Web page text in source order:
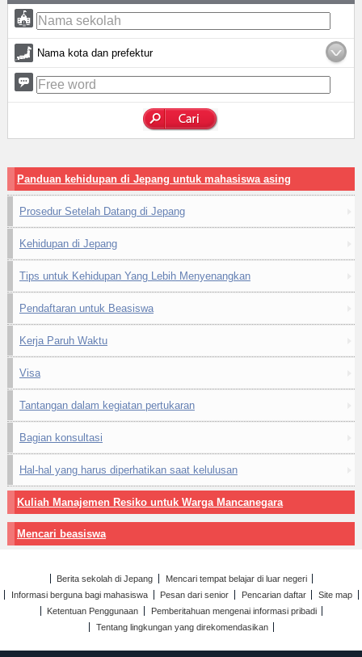
Nama kota dan prefektur
Panduan kehidupan di Jepang untuk mahasiswa asing
Prosedur Setelah Datang di Jepang
Kehidupan di Jepang
Tips untuk Kehidupan Yang Lebih Menyenangkan
Pendaftaran untuk Beasiswa
Kerja Paruh Waktu
Visa
Tantangan dalam kegiatan pertukaran
Bagian konsultasi
Hal-hal yang harus diperhatikan saat kelulusan
Kuliah Manajemen Resiko untuk Warga Mancanegara
Mencari beasiswa
Berita sekolah di Jepang
Mencari tempat belajar di luar negeri
Informasi berguna bagi mahasiswa
Pesan dari senior Pencarian daftar
Site map
Ketentuan Penggunaan
Pemberitahuan mengenai informasi pribadi
Tentang lingkungan yang direkomendasikan